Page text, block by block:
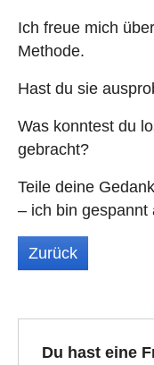
Ich freue mich
Methode.
Hast du sie
Was konntest du
gebracht?
Teile deine
– ich bin gespannt
Zurück
Du hast eine